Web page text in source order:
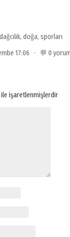
dağcılık, doğa, sporları
17:06 · 💬 0
ile işaretlenmişlerdir